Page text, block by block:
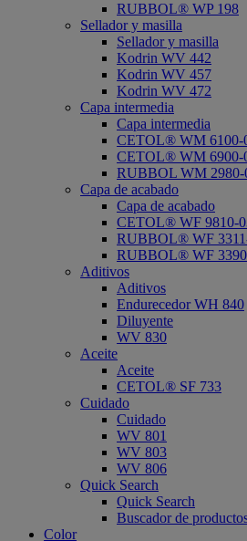
RUBBOL® WP 198
Sellador y masilla
Sellador y masilla
Kodrin WV 442
Kodrin WV 457
Kodrin WV 472
Capa intermedia
Capa intermedia
CETOL® WM 6100-
CETOL® WM 6900-
RUBBOL WM 2980-
Capa de acabado
Capa de acabado
CETOL® WF 9810-
RUBBOL® WF
RUBBOL® WF
Aditivos
Aditivos
Endurecedor WH 840
Diluyente
WV 830
Aceite
Aceite
CETOL® SF 733
Cuidado
Cuidado
WV 801
WV 803
WV 806
Quick Search
Quick Search
Buscador de
Color